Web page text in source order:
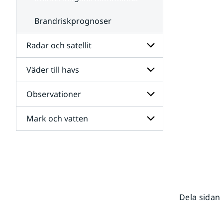
Brandriskprognoser
Radar och satellit
Undersidor
för
Radar
och
satellit
Väder till havs
Undersidor
för
Väder
till
havs
Observationer
Undersidor
för
Mark och vatten
Dela sidan